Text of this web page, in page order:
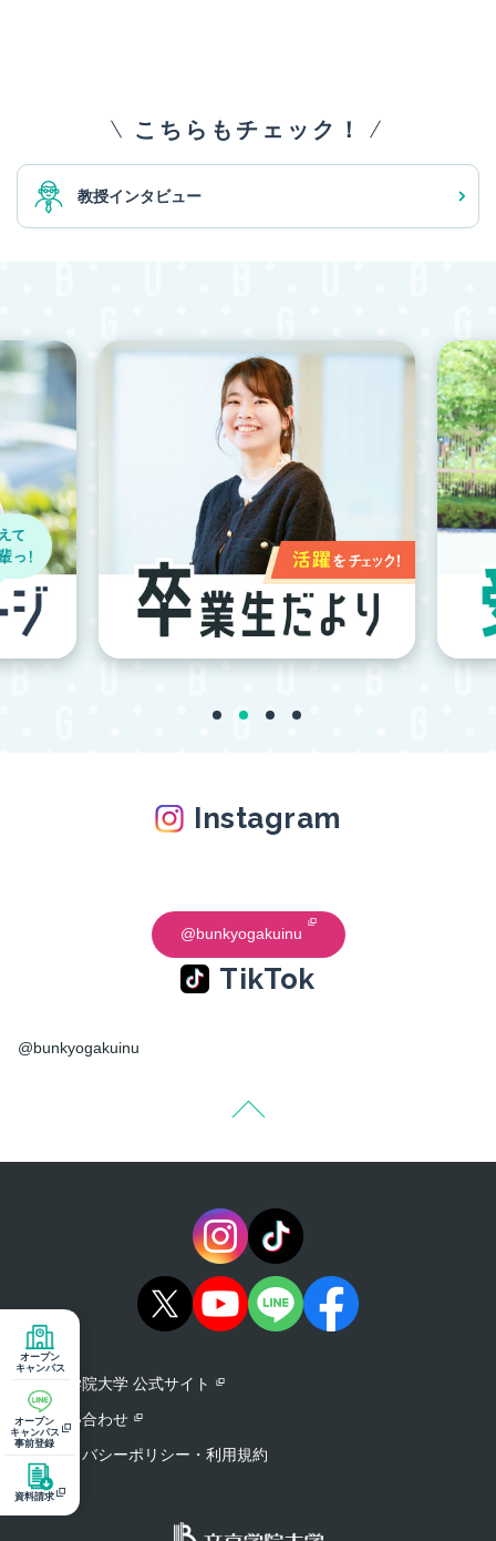
こちらもチェック！
教授インタビュー
Instagram
@bunkyogakuinu
TikTok
@bunkyogakuinu
文京学院大学 公式サイト
お問い合わせ
プライバシーポリシー・利用規約
オープン
キャンパス
オープン
キャンパス
事前登録
資料請求